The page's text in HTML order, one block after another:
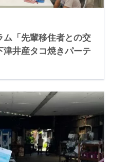
「先輩移住者との交
井産タコ焼きパーテ